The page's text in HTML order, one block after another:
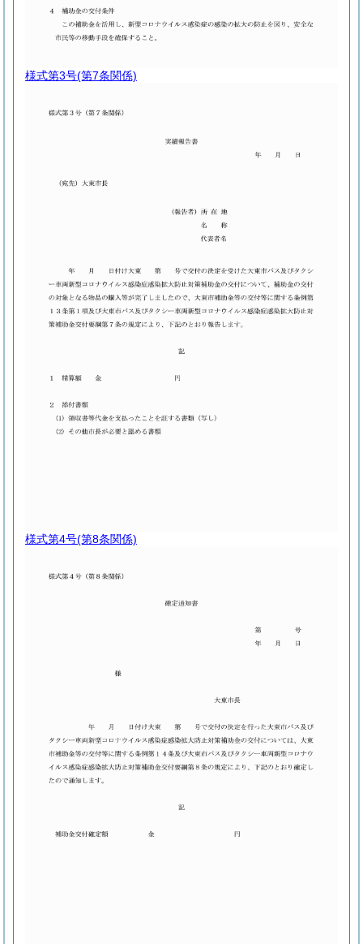
様式第3号(第7条関係)
様式第4号(第8条関係)